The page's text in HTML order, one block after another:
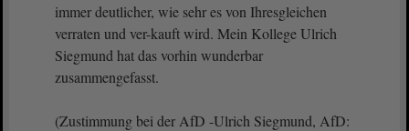
immer deutlicher, wie sehr es von Ihresgleichen
verraten und ver-kauft wird. Mein Kollege Ulrich
Siegmund hat das vorhin wunderbar
zusammengefasst.
(Zustimmung bei der AfD -Ulrich Siegmund, AfD: